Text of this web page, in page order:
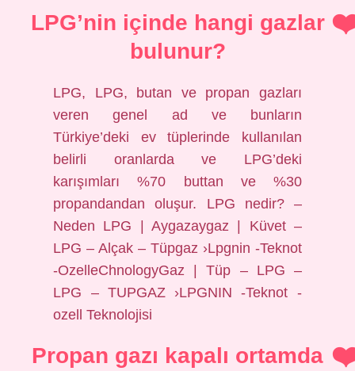
LPG’nin içinde hangi gazlar
bulunur?
LPG, LPG, butan ve propan gazları
veren genel ad ve bunların
Türkiye’deki ev tüplerinde kullanılan
belirli oranlarda ve LPG’deki
karışımları %70 buttan ve %30
propandandan oluşur. LPG nedir? –
Neden LPG | Aygazaygaz | Küvet –
LPG – Alçak – Tüpgaz ›Lpgnin -Teknot
-OzelleChnologyGaz | Tüp – LPG –
LPG – TUPGAZ ›LPGNIN -Teknot -
ozell Teknolojisi
Propan gazı kapalı ortamda